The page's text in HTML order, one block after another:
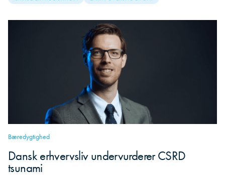
Bæredygtighed
Dansk erhvervsliv undervurderer CSRD
tsunami